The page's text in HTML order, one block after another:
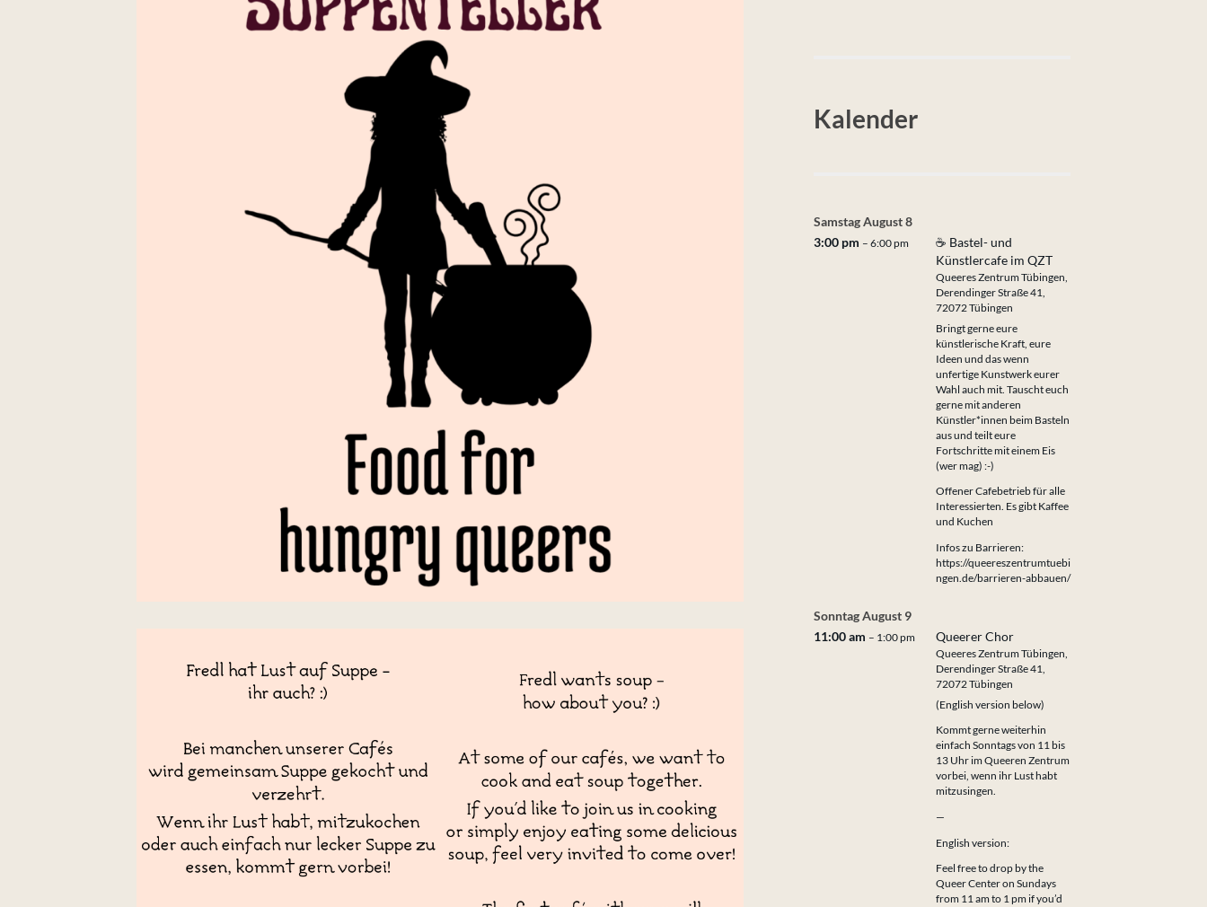
Kalender
SamstagAugust8
3:00 pm – 6:00 pm
☕ Bastel- und
Künstlercafe im QZT
Queeres Zentrum Tübingen,
Derendinger Straße 41,
72072 Tübingen
Bringt gerne eure
künstlerische Kraft, eure
Ideen und das wenn
unfertige Kunstwerk eurer
Wahl auch mit. Tauscht euch
gerne mit anderen
Künstler*innen beim Basteln
aus und teilt eure
Fortschritte mit einem Eis
(wer mag) :-)
Offener Cafebetrieb für alle
Interessierten. Es gibt Kaffee
und Kuchen
Infos zu Barrieren:
https://queereszentrumtuebi
ngen.de/barrieren-abbauen/
SonntagAugust 9
11:00 am – 1:00 pm Queerer Chor
Queeres Zentrum Tübingen,
Derendinger Straße 41,
72072 Tübingen
(English version below)
Kommt gerne weiterhin
einfach Sonntags von 11 bis
13 Uhr im Queeren Zentrum
vorbei, wenn ihr Lust habt
mitzusingen.
—
English version:
Feel free to drop by the
Queer Center on Sundays
from 11 am to 1 pm if you’d